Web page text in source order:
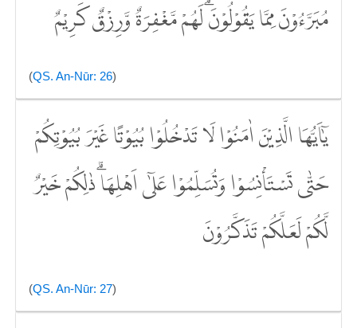
مُبَرَّءُوْنَ مِمَّا يَقُوْلُوْنَۗ لَهُمْ مَّغْفِرَةٌ وَّرِزْقٌ كَرِيْمٌ
(QS. An-Nūr: 26)
يٰٓاَيُّهَا الَّذِيْنَ اٰمَنُوْا لَا تَدْخُلُوْا بُيُوْتًا غَيْرَ بُيُوْتِكُمْ
حَتّٰى تَسْتَأْنِسُوْا وَتُسَلِّمُوْا عَلٰٓى اَهْلِهَاۗ ذٰلِكُمْ خَيْرٌ
لَّكُمْ لَعَلَّكُمْ تَذَكَّرُوْنَ
(QS. An-Nūr: 27)